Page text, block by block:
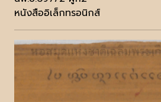
หนังสืออิเล็กทรอนิกส์